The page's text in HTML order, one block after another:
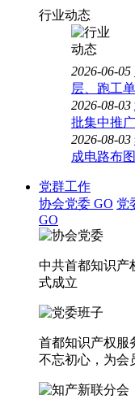
行业动态
2026-06-05
层、跑工
2026-08-03
批集中推
2026-08-03
成电路布
党群工作
协会党委 GO 党
GO
中共首都知识产
式成立
首都知识产权服
不忘初心，为会